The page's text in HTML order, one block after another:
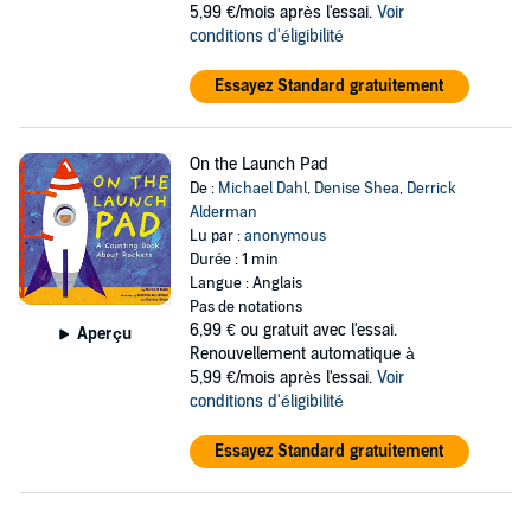
5,99 €/mois après l'essai. Voir
conditions d'éligibilité
Essayez Standard gratuitement
Aperçu
On the Launch Pad
De : Michael Dahl, Denise Shea, Derrick
Alderman
Lu par :anonymous
Durée : 1 min
Langue : Anglais
Pas de notations
6,99 € ou gratuit avec l'essai.
Renouvellement automatique à
5,99 €/mois après l'essai. Voir
conditions d'éligibilité
Essayez Standard gratuitement